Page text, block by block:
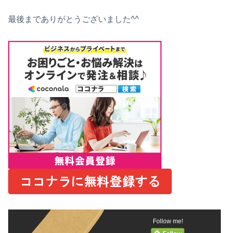
最後までありがとうございました^^
Follow me!